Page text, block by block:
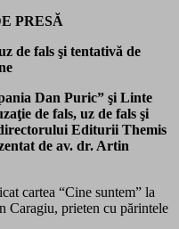
PRESĂ
de fals şi tentativă de
Dan Puric” şi Linte
de fals, uz de fals şi
Editurii Themis
de av. dr. Artin
cartea “Cine suntem” la
Caragiu, prieten cu părintele